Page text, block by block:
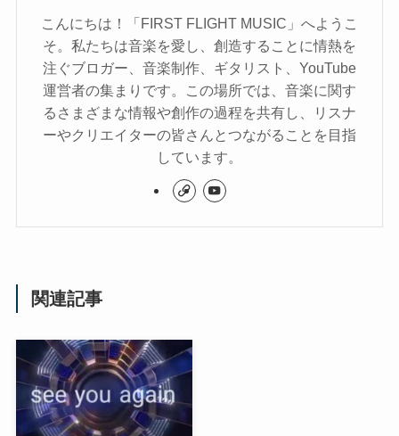
こんにちは！「FIRST FLIGHT MUSIC」へようこ
そ。私たちは音楽を愛し、創造することに情熱を
注ぐブロガー、音楽制作、ギタリスト、YouTube
運営者の集まりです。この場所では、音楽に関す
るさまざまな情報や創作の過程を共有し、リスナ
ーやクリエイターの皆さんとつながることを目指
しています。
関連記事